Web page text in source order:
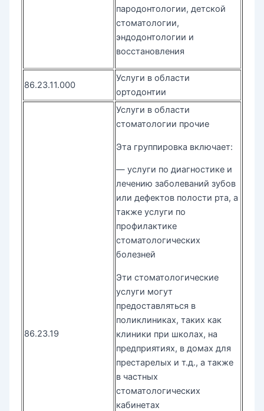
пародонтологии, детской
стоматологии,
эндодонтологии и
восстановления
86.23.11.000
Услуги в области
ортодонтии
86.23.19
Услуги в области
стоматологии прочие
Эта группировка включает:
— услуги по диагностике и
лечению заболеваний зубов
или дефектов полости рта, а
также услуги по
профилактике
стоматологических
болезней
Эти стоматологические
услуги могут
предоставляться в
поликлиниках, таких как
клиники при школах, на
предприятиях, в домах для
престарелых и т.д., а также
в частных
стоматологических
кабинетах